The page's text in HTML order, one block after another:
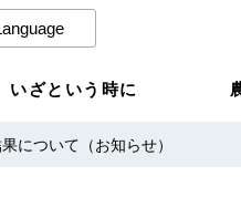
いざという時に
について（お知らせ）